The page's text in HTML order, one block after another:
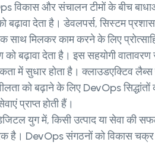
विकास और संचालन टीमों के बीच
बढ़ावा देता है। डेवलपर्स, सिस्टम
साथ मिलकर काम करने के लिए
बढ़ावा देता है। इस सहयोगी वातावरण
में सुधार होता है। क्लाउडएक्टिव
को बढ़ाने के लिए DevOps
प्राप्त होती हैं।
युग में, किसी उत्पाद या सेवा की
है। DevOps संगठनों को विकास